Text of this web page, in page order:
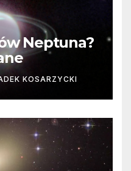
Neptuna?
KOSARZYCKI